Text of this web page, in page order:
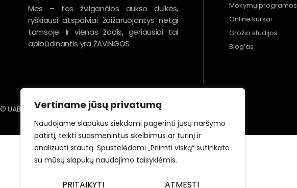
Vertiname jūsų privatumą
Naudojame slapukus siekdami pagerinti jūsų naršymo
patirtį, teikti suasmenintus skelbimus ar turinį ir
analizuoti srautą. Spustelėdami „Priimti viską“ sutinkate
su mūsų slapukų naudojimo taisyklėmis.
PRITAIKYTI ATMESTI
Mes – tos žvilgančios aukso dulkės,
ryškiausi atspalviai žaižaruojantys netgi
tamsoje. Ir vienas žodis, geriausiai tai
apibūdinantis yra ŽAVINGOS
Mokymų programos
Online kursai
Grožio studijos
Blog’as
© UAB Žavingas Žvilgsnis/Charming Look. Visos teisės saugomos.